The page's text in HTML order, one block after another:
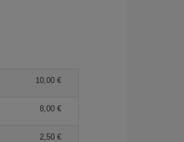
10,00 €
8,00 €
2,50 €